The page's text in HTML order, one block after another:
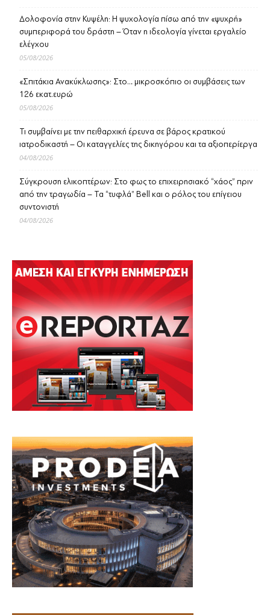
Δολοφονία στην Κυψέλη: Η ψυχολογία πίσω από την «ψυχρή»
συμπεριφορά του δράστη – Όταν η ιδεολογία γίνεται εργαλείο
ελέγχου
05/08/2026
«Σπιτάκια Ανακύκλωσης»: Στο… μικροσκόπιο οι συμβάσεις των
126 εκατ.ευρώ
05/08/2026
Τι συμβαίνει με την πειθαρχική έρευνα σε βάρος κρατικού
ιατροδικαστή – Οι καταγγελίες της δικηγόρου και τα αξιοπερίεργα
04/08/2026
Σύγκρουση ελικοπτέρων: Στο φως το επιχειρησιακό “χάος” πριν
από την τραγωδία – Τα “τυφλά” Bell και ο ρόλος του επίγειου
συντονιστή
04/08/2026